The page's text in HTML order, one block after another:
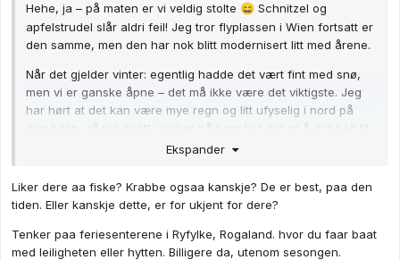
Hehe, ja – på maten er vi veldig stolte 😄 Schnitzel og
apfelstrudel slår aldri feil! Jeg tror flyplassen i Wien fortsatt er
den samme, men den har nok blitt modernisert litt med årene.
Når det gjelder vinter: egentlig hadde det vært fint med snø,
men vi er ganske åpne – det må ikke være det viktigste. Jeg
har hørt at det kan være mye regn og litt ufyselig i nord på
den tiden, så jeg er litt usikker på hvor lurt det er å dra helt til
Troms eller Lofoten på senhøsten eller i starten av vinteren.
Det var utrolig rolig – nesten ingen turister og rett ved havet.
Jeg minnes gjerne den tiden, så kanskje jeg drømmer om et
lignende sted for høst- eller vinterferien😅
Ekspander
Liker dere aa fiske? Krabbe ogsaa kanskje? De er best, paa den
tiden. Eller kanskje dette, er for ukjent for dere?
Tenker paa feriesenterene i Ryfylke, Rogaland. hvor du faar baat
med leiligheten eller hytten. Billigere da, utenom sesongen.